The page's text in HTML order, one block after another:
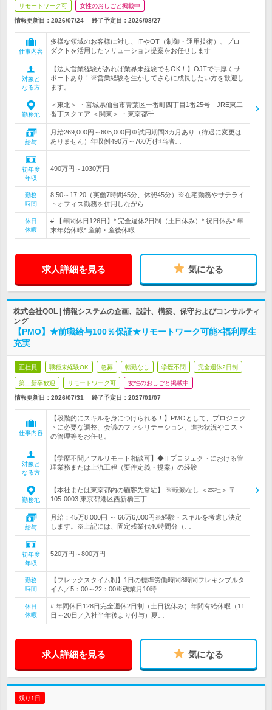
リモートワーク可 女性のおしごと掲載中
情報更新日：2026/07/24 終了予定日： 2026/08/27
仕事内容
多様な領域のお客様に対し、ITやOT（制御・運用技術）、プロ
ダクトを活用したソリューション提案をお任せします
対象と
なる方
【法人営業経験があれば業界未経験でもOK！】OJTで手厚くサ
ポートあり！※営業経験を生かしてさらに成長したい方を歓迎し
ます。
勤務地
＜東北＞ ・宮城県仙台市青葉区一番町四丁目1番25号 JRE東二
番丁スクエア ＜関東＞ ・東京都千…
給与
月給269,000円～605,000円※試用期間3カ月あり（待遇に変更は
ありません）年収例490万～760万(担当者…
初年度
年収
490万円～1030万円
勤務
時間
8:50～17:20（実働7時間45分、休憩45分）※在宅勤務やサテライ
トオフィス勤務を併用しながら…
休日
休暇
# 【年間休日126日】* 完全週休2日制（土日休み）* 祝日休み* 年
末年始休暇* 産前・産後休暇…
求人詳細を見る 気になる
株式会社QOL | 情報システムの企画、設計、構築、保守およびコンサルティ
ング
【PMO】★前職給与100％保証★リモートワーク可能×福利厚生
充実
正社員 職種未経験OK 急募 転勤なし 学歴不問 完全週休2日制
第二新卒歓迎 リモートワーク可 女性のおしごと掲載中
情報更新日：2026/07/31 終了予定日： 2027/01/07
仕事内容
【段階的にスキルを身につけられる！】PMOとして、プロジェク
トに必要な調整、会議のファシリテーション、進捗状況やコスト
の管理等をお任せ。
対象と
なる方
【学歴不問／フルリモート相談可】◆ITプロジェクトにおける管
理業務または上流工程（要件定義・提案）の経験
勤務地
【本社または東京都内の顧客先常駐】 ※転勤なし ＜本社＞ 〒
105-0003 東京都港区西新橋三丁…
給与
月給：45万8,000円 ～ 66万6,000円※経験・スキルを考慮し決定
します。※上記には、固定残業代40時間分（…
初年度
年収
520万円～800万円
勤務
時間
【フレックスタイム制】1日の標準労働時間8時間フレキシブルタ
イム／5：00～22：00※残業月10時…
休日
休暇
# 年間休日128日完全週休2日制（土日祝休み）年間有給休暇（11
日～20日／入社半年後より付与）夏…
求人詳細を見る 気になる
残り1日